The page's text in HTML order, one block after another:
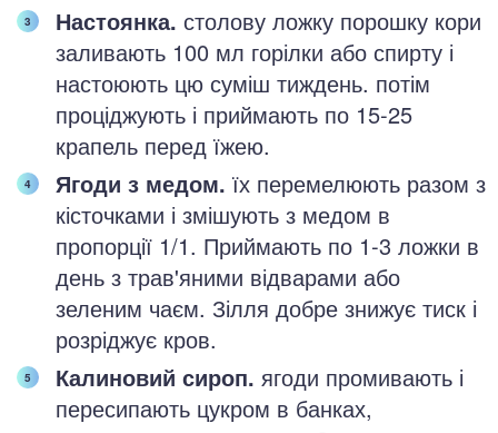
Настоянка. столову ложку порошку кори
заливають 100 мл горілки або спирту і
настоюють цю суміш тиждень. потім
проціджують і приймають по 15-25
крапель перед їжею.
Ягоди з медом. їх перемелюють разом з
кісточками і змішують з медом в
пропорції 1/1. Приймають по 1-3 ложки в
день з трав'яними відварами або
зеленим чаєм. Зілля добре знижує тиск і
розріджує кров.
Калиновий сироп. ягоди промивають і
пересипають цукром в банках,